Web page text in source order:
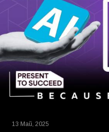
13 Май, 2025